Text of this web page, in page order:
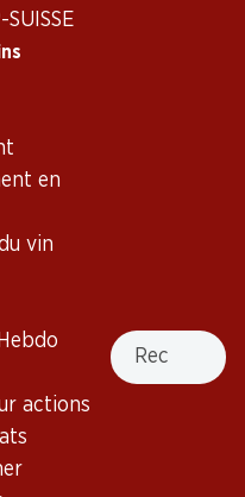
en
vin
actions
Recherche
Finale persistante.